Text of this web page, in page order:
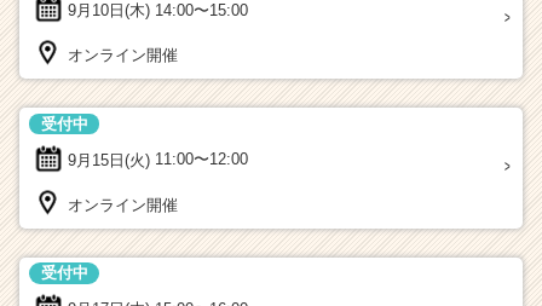
9月10日(木) 14:00〜15:00
オンライン開催
9月15日(火) 11:00〜12:00
受付中
オンライン開催
受付中